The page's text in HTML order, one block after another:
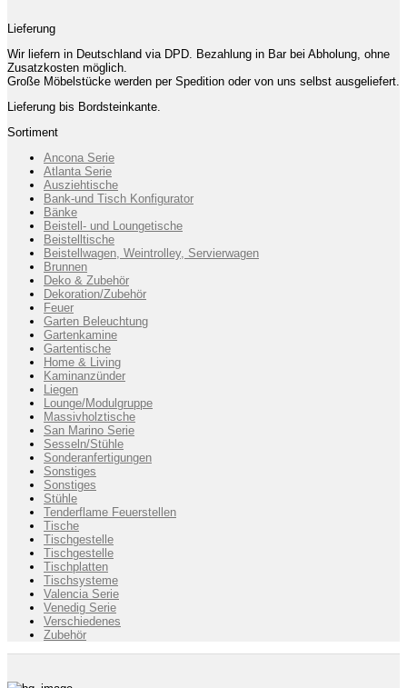
Lieferung
Wir liefern in Deutschland via DPD. Bezahlung in Bar bei Abholung, ohne
Zusatzkosten möglich.
Große Möbelstücke werden per Spedition oder von uns selbst ausgeliefert.
Lieferung bis Bordsteinkante.
Sortiment
Ancona Serie
Atlanta Serie
Ausziehtische
Bank-und Tisch Konfigurator
Bänke
Beistell- und Loungetische
Beistelltische
Beistellwagen, Weintrolley, Servierwagen
Brunnen
Deko & Zubehör
Dekoration/Zubehör
Feuer
Garten Beleuchtung
Gartenkamine
Gartentische
Home & Living
Kaminanzünder
Liegen
Lounge/Modulgruppe
Massivholztische
San Marino Serie
Sesseln/Stühle
Sonderanfertigungen
Sonstiges
Sonstiges
Stühle
Tenderflame Feuerstellen
Tische
Tischgestelle
Tischgestelle
Tischplatten
Tischsysteme
Valencia Serie
Venedig Serie
Verschiedenes
Zubehör